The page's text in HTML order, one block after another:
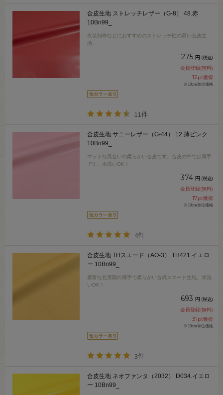
合皮生地 ストレッチレザー（G-8） 48.赤
10Bn99_
衣装制作などにおすすめのストレッチ性の高い合皮生
地。
275 円 (税込)
会員登録(無料)
12pt獲得
※10cm単位価格
11件
合皮生地 サニーレザー（G-44） 12.薄ピンク
10Bn99_
マットな風合いの柔らかい合皮です。合皮の中では薄手
です。水洗いOK！
374 円 (税込)
会員登録(無料)
17pt獲得
※10cm単位価格
4件
合皮生地 THスエード（AO-3） TH421.イエロ
ー 10Bn99_
豊富な色展開の薄手で柔らかい合成スエード生地。水洗
いOK！
693 円 (税込)
会員登録(無料)
31pt獲得
※10cm単位価格
3件
合皮生地 ネオファンタ（2032） D034.イエロ
ー 10Bn99_